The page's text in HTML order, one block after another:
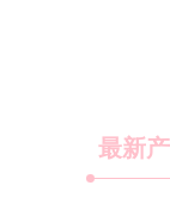
最新